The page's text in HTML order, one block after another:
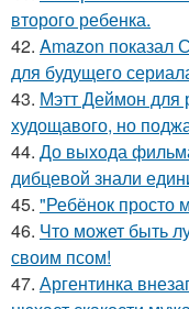
второго ребенка.
42. Amazon показал
для будущего
43. Мэтт Деймон для
худощавого, но
44. До выхода
дибцевой знали
45. "Ребёнок просто
46. Что может быть
своим псом!
47. Аргентинка